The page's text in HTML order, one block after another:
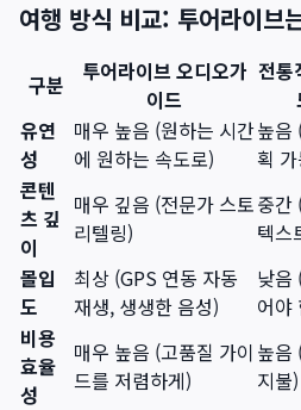
여행 방식 비교: 투어라이브
구분
투어라이브 오디오가
이드
전통
유연
성
매우 높음 (원하는 시간
에 원하는 속도로)
높음
획
콘텐
츠 깊
이
매우 깊음 (전문가 스토
리텔링)
중간
텍스
몰입
도
최상 (GPS 연동 자동
재생, 생생한 음성)
낮음
어야
비용
효율
성
매우 높음 (고품질 가이
드를 저렴하게)
높음
지불)